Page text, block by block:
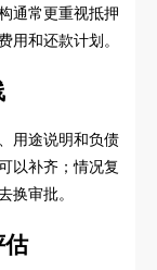
通常更重视抵押
和还款计划。
用途说明和负债
以补齐；情况复
换审批。